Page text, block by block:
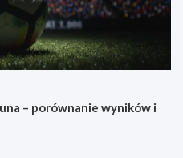
– porównanie wyników i